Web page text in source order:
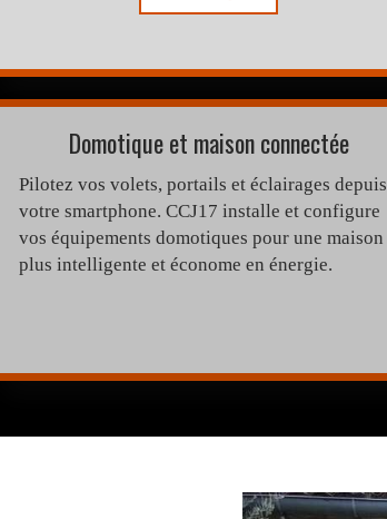
Domotique et maison connectée
Pilotez vos volets, portails et éclairages depuis
votre smartphone. CCJ17 installe et configure
vos équipements domotiques pour une maison
plus intelligente et économe en énergie.